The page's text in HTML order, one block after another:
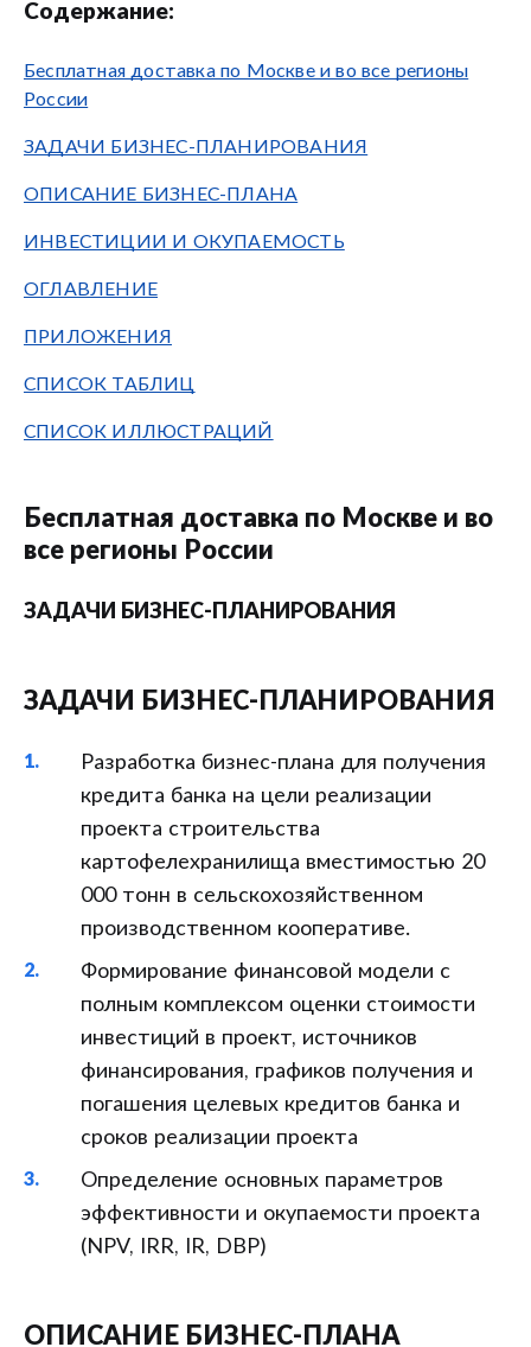
Содержание:
Бесплатная доставка по Москве и во все регионы
России
ЗАДАЧИ БИЗНЕС-ПЛАНИРОВАНИЯ
ОПИСАНИЕ БИЗНЕС-ПЛАНА
ИНВЕСТИЦИИ И ОКУПАЕМОСТЬ
ОГЛАВЛЕНИЕ
ПРИЛОЖЕНИЯ
СПИСОК ТАБЛИЦ
СПИСОК ИЛЛЮСТРАЦИЙ
Бесплатная доставка по Москве и во
все регионы России
ЗАДАЧИ БИЗНЕС-ПЛАНИРОВАНИЯ
ЗАДАЧИ БИЗНЕС-ПЛАНИРОВАНИЯ
Разработка бизнес-плана для получения
кредита банка на цели реализации
проекта строительства
картофелехранилища вместимостью 20
000 тонн в сельскохозяйственном
производственном кооперативе.
Формирование финансовой модели с
полным комплексом оценки стоимости
инвестиций в проект, источников
финансирования, графиков получения и
погашения целевых кредитов банка и
сроков реализации проекта
Определение основных параметров
эффективности и окупаемости проекта
(NPV, IRR, IR, DBP)
ОПИСАНИЕ БИЗНЕС-ПЛАНА